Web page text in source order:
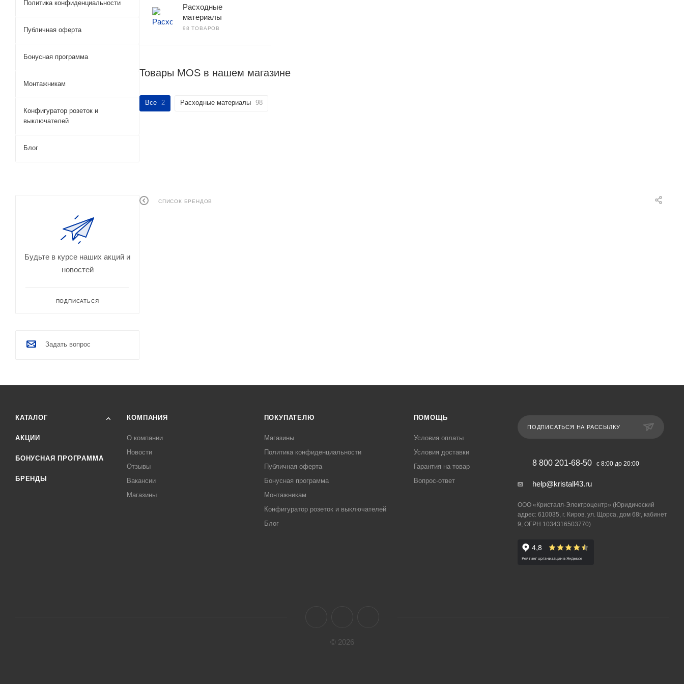
Расходные
материалы
98 ТОВАРОВ
Товары MOS в нашем магазине
Все 2 Расходные материалы 98
СПИСОК БРЕНДОВ
Политика конфиденциальности
Публичная оферта
Бонусная программа
Монтажникам
Конфигуратор розеток и
выключателей
Блог
Будьте в курсе наших акций и
новостей
ПОДПИСАТЬСЯ
Задать вопрос
КАТАЛОГ
АКЦИИ
БОНУСНАЯ ПРОГРАММА
БРЕНДЫ
КОМПАНИЯ
О компании
Новости
Отзывы
Вакансии
Магазины
ПОКУПАТЕЛЮ
Магазины
Политика конфиденциальности
Публичная оферта
Бонусная программа
Монтажникам
Конфигуратор розеток и выключателей
Блог
ПОМОЩЬ
Условия оплаты
Условия доставки
Гарантия на товар
Вопрос-ответ
ПОДПИСАТЬСЯ НА РАССЫЛКУ
8 800 201-68-50 с 8:00 до 20:00
help@kristall43.ru
ООО «Кристалл-Электроцентр» (Юридический
адрес: 610035, г. Киров, ул. Щорса, дом 68г, кабинет
9, ОГРН 1034316503770)
© 2026